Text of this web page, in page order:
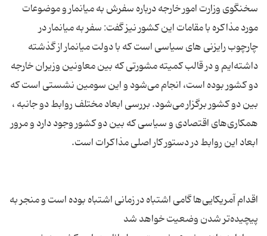
سخنگوی وزارت امور خارجه درباره‌ سفرش به میانمار و موضوعات
مورد مذاکره با مقامات این کشور نیز گفت: سفر به میانمار در
چارچوب رایزنی های سیاسی است که با دولت میانمار از گذشته
داشته‌ایم و در قالب کمیته‌ مشورتی که بین معاونین وزیران خارجه‌
دو کشور بوده است، انجام می‌شود و این سومین نشستی است که
بین دو کشور برگزار می‌شود. بررسی ابعاد مختلف روابط دو جانبه ،
همکاری‌های اقتصادی و سیاسی که بین دو کشور وجود دارد و مرور
اقدام آمریکایی‌ها گامی اشتباه در زمانی اشتباه بوده است و منجر به